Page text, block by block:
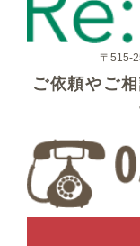
〒515-
ご依頼やご